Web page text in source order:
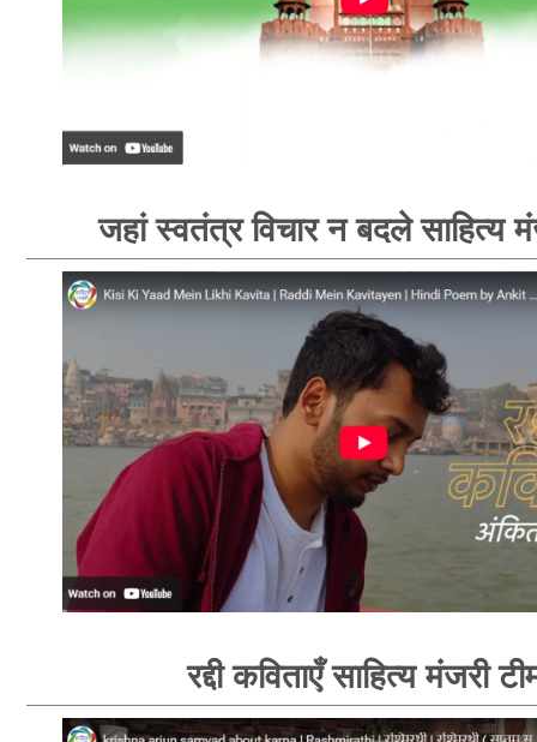
जहां स्वतंत्र विचार न बदले साहित्य
रद्दी कविताएँ साहित्य मंजरी